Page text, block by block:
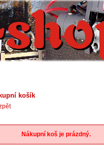
košík
Nákupní koš je prázdný.